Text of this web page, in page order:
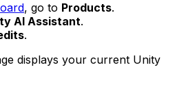
, go to Products.
AI Assistant.
.
displays your current Unity